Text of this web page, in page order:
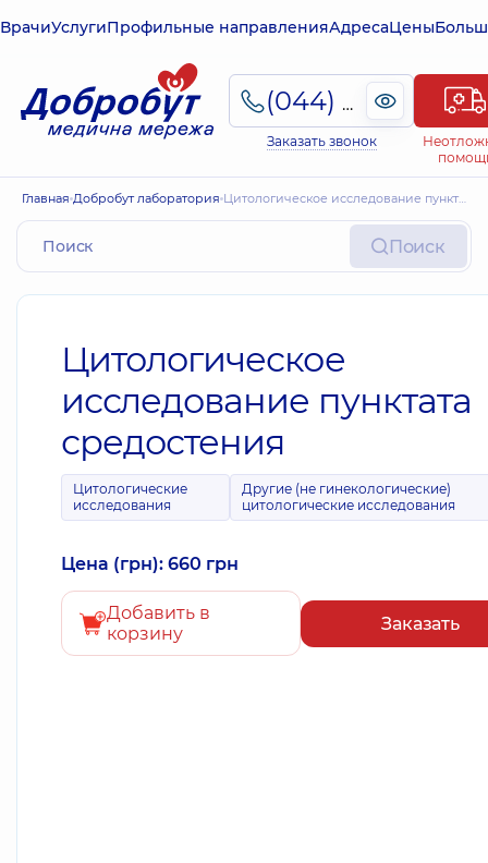
ВрачиУслугиПрофильные направленияАдресаЦены
(044) 495-2-888
Заказать звонок
Главная Добробут лаборатория Цитологическое исследование пунктата средостения
Поиск
Цитологическое
исследование пунктата
средостения
Цитологические
исследования
Другие (не гинекологические)
цитологические исследования
Цена (грн): 660 грн
Добавить в
корзину
Заказать